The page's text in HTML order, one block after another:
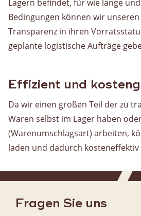
Warehousing
Lagerung
Value Added Logistics
Containerumschlag
Assemblage
Kartons für die Kartoffel-, Obst-
Vorratsverwaltung
Geschichte
Lagern befindet, für wie lange
Bedingungen können wir
Transparenz in ihren
geplante logistische Aufträge
Effizient und
Da wir einen großen Teil der zu
Waren selbst im Lager haben
(Warenumschlagsart) arbeiten,
laden und dadurch
Fragen Sie uns